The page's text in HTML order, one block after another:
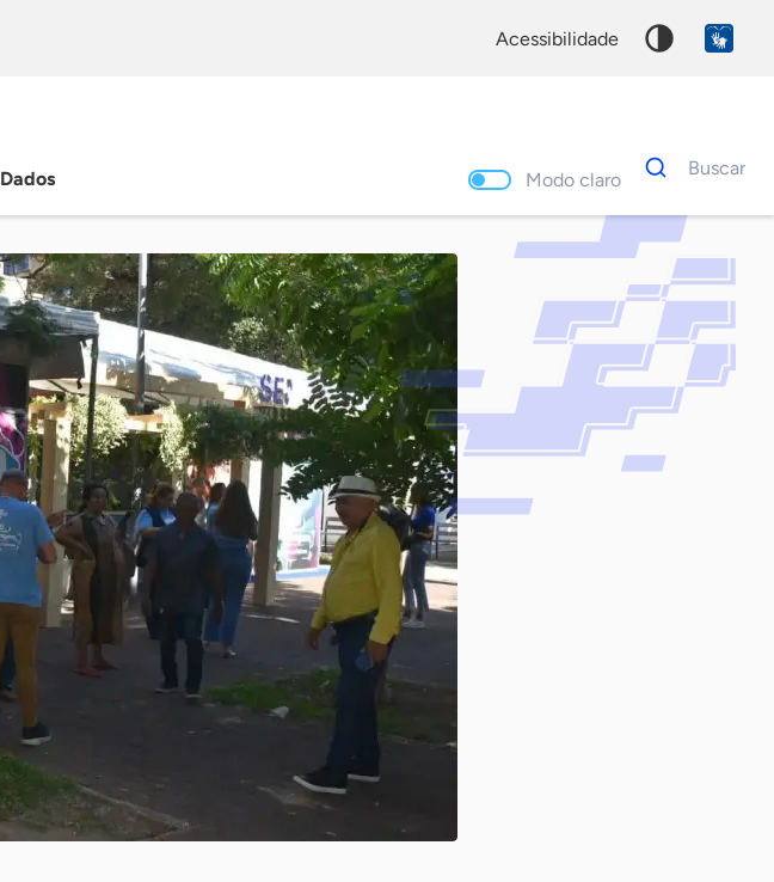
acessibilidade
Dados Modo claro
Dados
para
Buscar
Palavra
chave